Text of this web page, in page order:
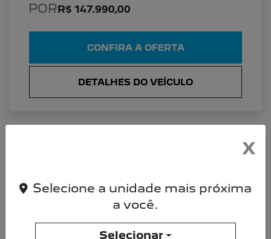
PORR$ 147.990,00
CONFIRA A OFERTA
DETALHES DO VEÍCULO
X
Selecione a unidade mais próxima
a você.
Selecionar